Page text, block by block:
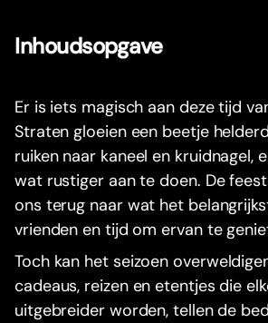
Inhoudsopgave
Er is iets magisch aan deze tijd
Straten gloeien een beetje
ruiken naar kaneel en kruidnagel,
wat rustiger aan te doen. De
ons terug naar wat het
vrienden en tijd om ervan te
Toch kan het seizoen
cadeaus, reizen en etentjes die
uitgebreider worden, tellen de